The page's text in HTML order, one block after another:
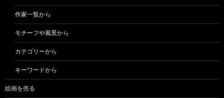
作家一覧から
モチーフや風景から
カテゴリーから
キーワードから
絵画を売る